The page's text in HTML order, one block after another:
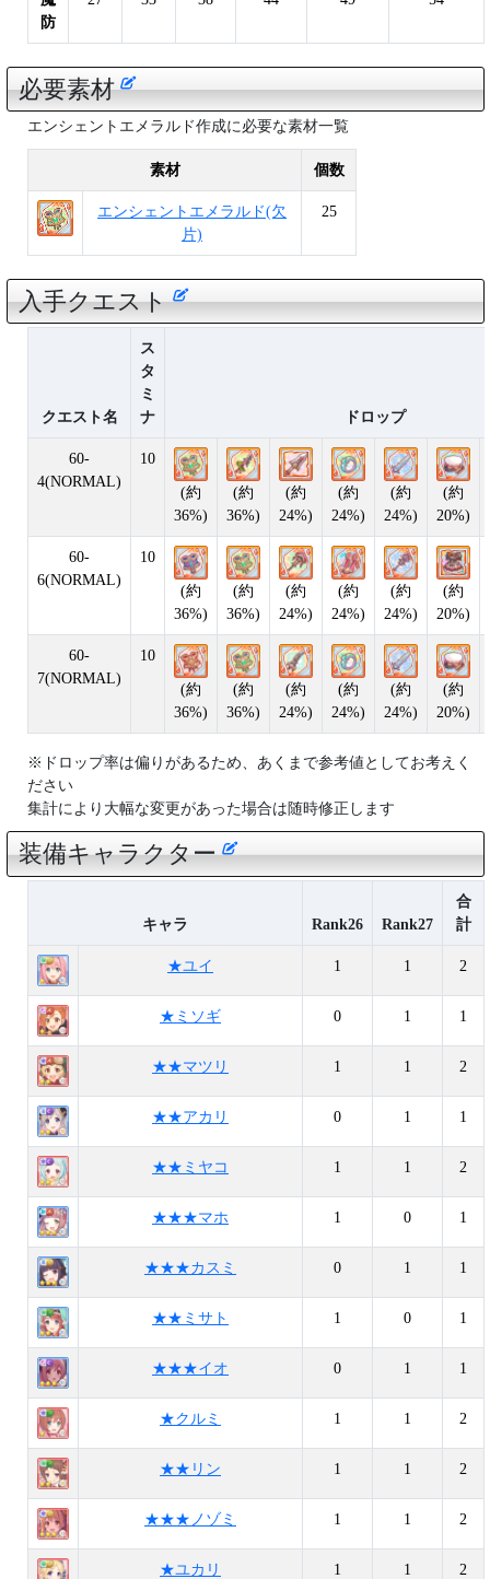
防
必要素材
エンシェントエメラルド作成に必要な素材一覧
素材 個数
エンシェントエメラルド(欠
片)
25
入手クエスト
クエスト名
ス
タ
ミ
ナ
ドロップ
60-
4(NORMAL)
10
(約
36%)
(約
36%)
(約
24%)
(約
24%)
(約
24%)
(約
20%)
60-
6(NORMAL)
10
(約
36%)
(約
36%)
(約
24%)
(約
24%)
(約
24%)
(約
20%)
60-
7(NORMAL)
10
(約
36%)
(約
36%)
(約
24%)
(約
24%)
(約
24%)
(約
20%)
※ドロップ率は偏りがあるため、あくまで参考値としてお考えく
ださい
集計により大幅な変更があった場合は随時修正します
装備キャラクター
キャラ Rank26 Rank27
合
計
★ユイ 1 1 2
★ミソギ 0 1 1
★★マツリ 1 1 2
★★アカリ 0 1 1
★★ミヤコ 1 1 2
★★★マホ 1 0 1
★★★カスミ 0 1 1
★★ミサト 1 0 1
★★★イオ 0 1 1
★クルミ 1 1 2
★★リン 1 1 2
★★★ノゾミ 1 1 2
★ユカリ 1 1 2